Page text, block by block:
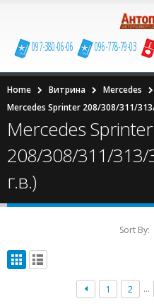
097-380-06-06 096-778-79-03
Home Витрина
Mercedes
Mercedes Sprinter 208/308/311/
Mercedes Sprinter
208/308/311/
г.в.)
Sort By:
1 2 …